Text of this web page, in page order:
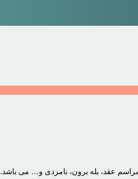
عقد، بله برون، نامزدی و… می باشد.